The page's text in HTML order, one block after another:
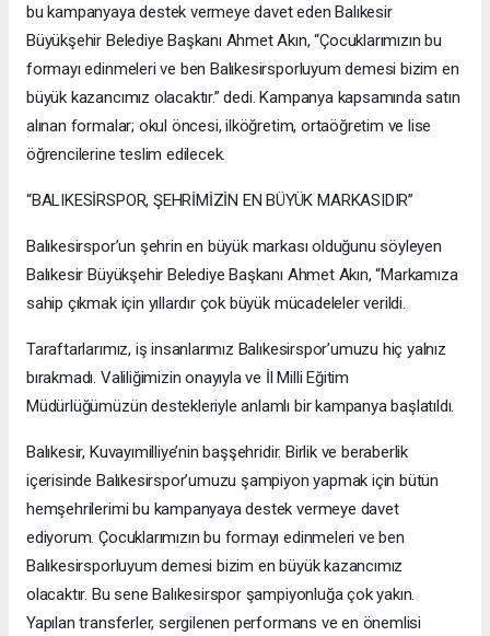
bu kampanyaya destek vermeye davet eden Balıkesir
Büyükşehir Belediye Başkanı Ahmet Akın, “Çocuklarımızın bu
formayı edinmeleri ve ben Balıkesirsporluyum demesi bizim en
büyük kazancımız olacaktır.” dedi. Kampanya kapsamında satın
alınan formalar; okul öncesi, ilköğretim, ortaöğretim ve lise
öğrencilerine teslim edilecek.
“BALIKESİRSPOR, ŞEHRİMİZİN EN BÜYÜK MARKASIDIR”
Balıkesirspor’un şehrin en büyük markası olduğunu söyleyen
Balıkesir Büyükşehir Belediye Başkanı Ahmet Akın, “Markamıza
sahip çıkmak için yıllardır çok büyük mücadeleler verildi.
Taraftarlarımız, iş insanlarımız Balıkesirspor’umuzu hiç yalnız
bırakmadı. Valiliğimizin onayıyla ve İl Milli Eğitim
Müdürlüğümüzün destekleriyle anlamlı bir kampanya başlatıldı.
Balıkesir, Kuvayımilliye’nin başşehridir. Birlik ve beraberlik
içerisinde Balıkesirspor’umuzu şampiyon yapmak için bütün
hemşehrilerimi bu kampanyaya destek vermeye davet
ediyorum. Çocuklarımızın bu formayı edinmeleri ve ben
Balıkesirsporluyum demesi bizim en büyük kazancımız
olacaktır. Bu sene Balıkesirspor şampiyonluğa çok yakın.
Yapılan transferler, sergilenen performans ve en önemlisi